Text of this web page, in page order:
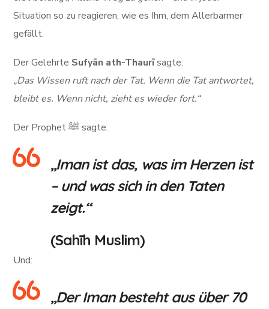
Situation so zu reagieren, wie es Ihm, dem Allerbarmer
gefällt.
Der Gelehrte Sufyān ath-Thaurīsagte:
„Das Wissen ruft nach der Tat. Wenn die Tat antwortet,
bleibt es. Wenn nicht, zieht es wieder fort.“
Der Prophet ﷺ sagte:
„Iman ist das, was im Herzen ist
– und was sich in den Taten
zeigt.“
(Sahīh Muslim)
Und:
„Der Iman besteht aus über 70